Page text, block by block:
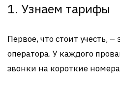
1. Узнаем тарифы
Первое, что стоит учесть,
оператора. У каждого
звонки на короткие